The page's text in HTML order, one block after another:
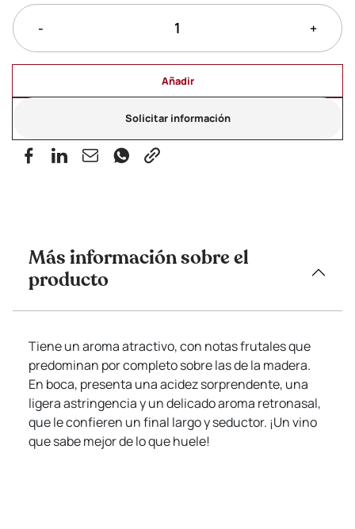
- +
Añadir
Solicitar información
Más información sobre el
producto
Tiene un aroma atractivo, con notas frutales que
predominan por completo sobre las de la madera.
En boca, presenta una acidez sorprendente, una
ligera astringencia y un delicado aroma retronasal,
que le confieren un final largo y seductor. ¡Un vino
que sabe mejor de lo que huele!